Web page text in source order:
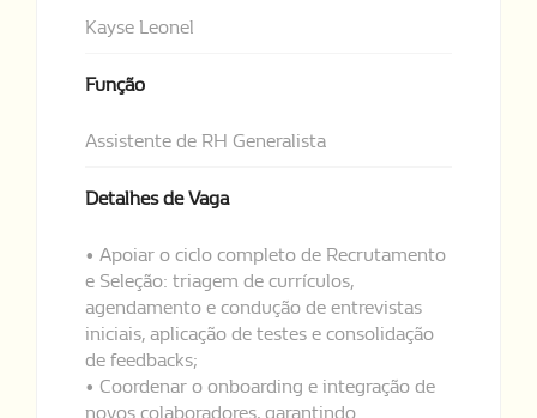
Kayse Leonel
Função
Assistente de RH Generalista
Detalhes de Vaga
• Apoiar o ciclo completo de Recrutamento
e Seleção: triagem de currículos,
agendamento e condução de entrevistas
iniciais, aplicação de testes e consolidação
de feedbacks;
• Coordenar o onboarding e integração de
novos colaboradores, garantindo